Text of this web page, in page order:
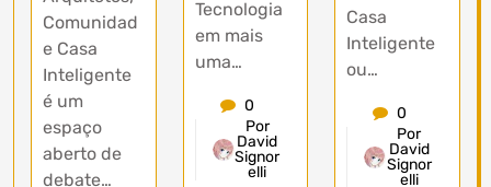
Comunidad
e Casa
Inteligente
é um
espaço
aberto de
debate…
Tecnologia
em mais
uma…
0
Por
David
Signor
elli
Casa
Inteligente
ou…
0
Por
David
Signor
elli